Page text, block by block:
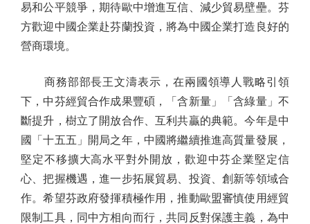
易和公平競爭，期待歐中增進互信、減少貿易壁壘。芬
方歡迎中國企業赴芬蘭投資，將為中國企業打造良好的
營商環境。
商務部部長王文濤表示，在兩國領導人戰略引領
下，中芬經貿合作成果豐碩，「含新量」「含綠量」不
斷提升，樹立了開放合作、互利共贏的典範。今年是中
國「十五五」開局之年，中國將繼續推進高質量發展，
堅定不移擴大高水平對外開放，歡迎中芬企業堅定信
心、把握機遇，進一步拓展貿易、投資、創新等領域合
作。希望芬政府發揮積極作用，推動歐盟審慎使用經貿
限制工具，同中方相向而行，共同反對保護主義，為中